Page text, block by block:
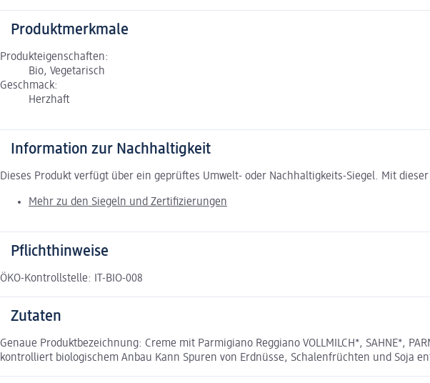
Produktmerkmale
Produkteigenschaften:
Bio, Vegetarisch
Geschmack:
Herzhaft
Information zur Nachhaltigkeit
Dieses Produkt verfügt über ein geprüftes Umwelt- oder Nachhaltigkeits-Siegel. Mit
Mehr zu den Siegeln und Zertifizierungen
Pflichthinweise
ÖKO-Kontrollstelle: IT-BIO-008
Zutaten
Genaue Produktbezeichnung: Creme mit Parmigiano Reggiano VOLLMILCH*, SAHNE*,
kontrolliert biologischem Anbau Kann Spuren von Erdnüsse, Schalenfrüchten und Soja